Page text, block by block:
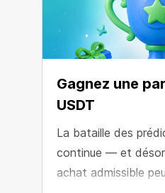
Gagnez une
USDT
La bataille des
continue — et
achat admissible